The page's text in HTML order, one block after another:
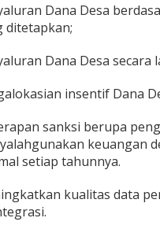
Dana Desa
ditetapkan;
Dana Desa secara
insentif Dana
sanksi berupa
keuangan
setiap tahunnya.
kualitas data